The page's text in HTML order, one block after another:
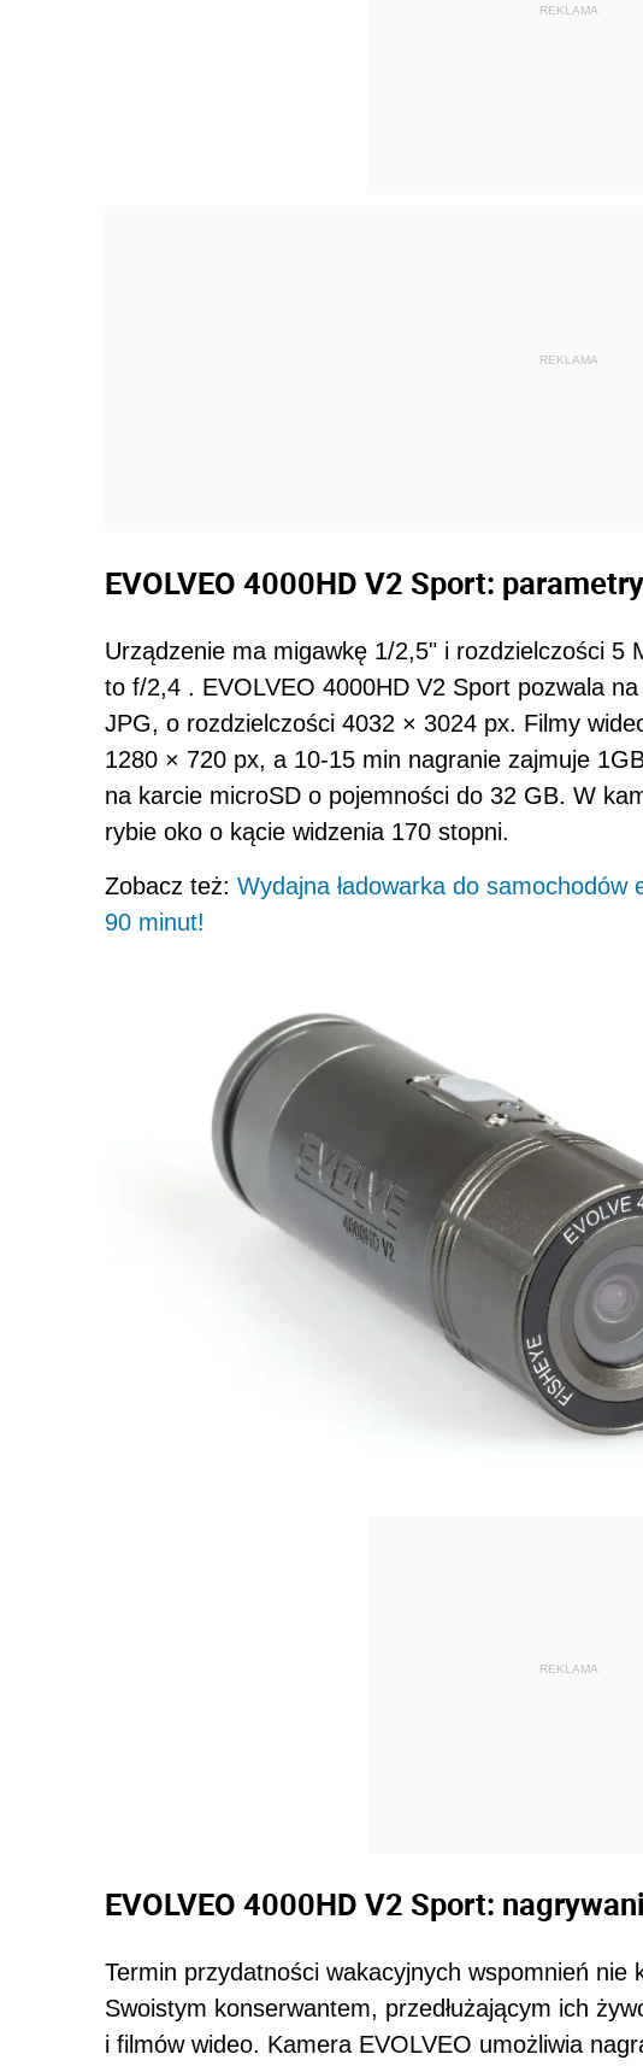
REKLAMA
REKLAMA
EVOLVEO 4000HD V2 Sport:
Urządzenie ma migawkę 1/2,5" i rozdzielczości 5
to f/2,4 . EVOLVEO 4000HD V2 Sport pozwala
JPG, o rozdzielczości 4032 × 3024 px. Filmy
1280 × 720 px, a 10-15 min nagranie zajmuje
na karcie microSD o pojemności do 32 GB. W
rybie oko o kącie widzenia 170 stopni.
Zobacz też: Wydajna ładowarka do samochodów
90 minut!
REKLAMA
EVOLVEO 4000HD V2 Sport:
Termin przydatności wakacyjnych wspomnień nie
Swoistym konserwantem, przedłużającym ich
i filmów wideo. Kamera EVOLVEO umożliwia